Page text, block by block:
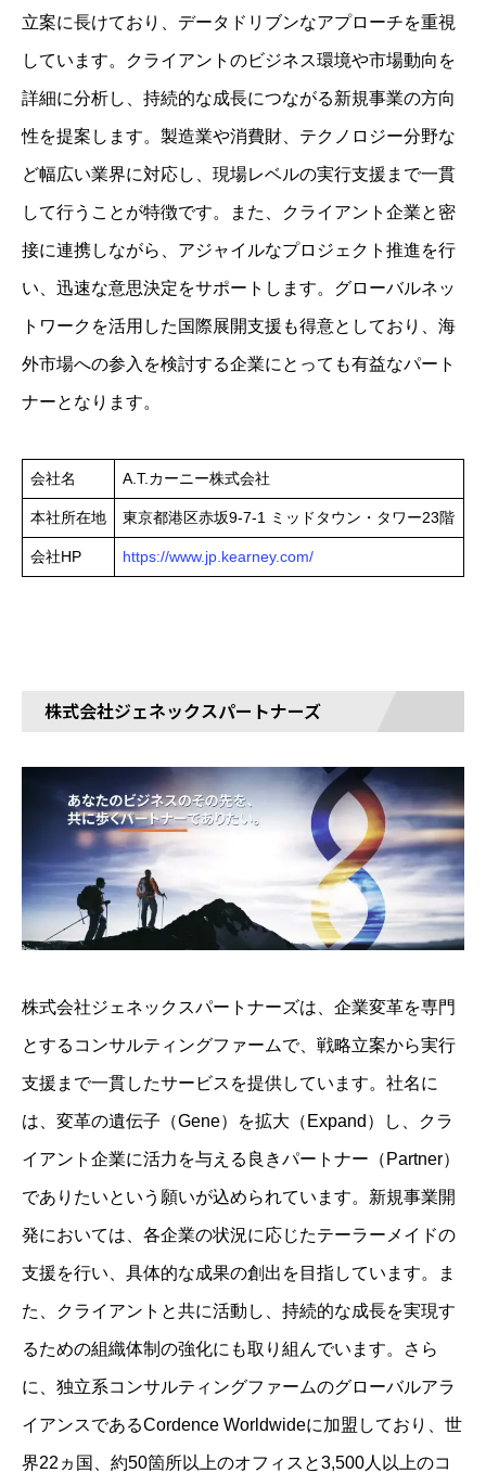
立案に長けており、データドリブンなアプローチを重視
しています。クライアントのビジネス環境や市場動向を
詳細に分析し、持続的な成長につながる新規事業の方向
性を提案します。製造業や消費財、テクノロジー分野な
ど幅広い業界に対応し、現場レベルの実行支援まで一貫
して行うことが特徴です。また、クライアント企業と密
接に連携しながら、アジャイルなプロジェクト推進を行
い、迅速な意思決定をサポートします。グローバルネッ
トワークを活用した国際展開支援も得意としており、海
外市場への参入を検討する企業にとっても有益なパート
ナーとなります。
会社名 A.T.カーニー株式会社
本社所在地 東京都港区赤坂9-7-1 ミッドタウン・タワー23階
会社HP https://www.jp.kearney.com/
株式会社ジェネックスパートナーズ
株式会社ジェネックスパートナーズは、企業変革を専門
とするコンサルティングファームで、戦略立案から実行
支援まで一貫したサービスを提供しています。​社名に
は、変革の遺伝子（Gene）を拡大（Expand）し、クラ
イアント企業に活力を与える良きパートナー（Partner）
でありたいという願いが込められています。​新規事業開
発においては、各企業の状況に応じたテーラーメイドの
支援を行い、具体的な成果の創出を目指しています。​ま
た、クライアントと共に活動し、持続的な成長を実現す
るための組織体制の強化にも取り組んでいます。​さら
に、独立系コンサルティングファームのグローバルアラ
イアンスであるCordence Worldwideに加盟しており、世
界22ヵ国、約50箇所以上のオフィスと3,500人以上のコ